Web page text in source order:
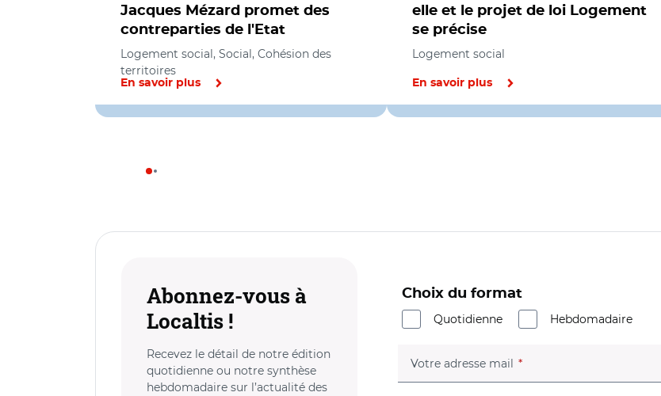
Jacques Mézard promet des
contreparties de l'Etat
Logement social, Social, Cohésion des
territoires
En savoir plus
elle et le projet de loi Logement
se précise
Logement social
En savoir plus
Abonnez-vous à
Localtis !
Recevez le détail de notre édition
quotidienne ou notre synthèse
hebdomadaire sur l’actualité des
Choix du format
Quotidienne
Hebdomadaire
Votre adresse mail (champ obligatoire)